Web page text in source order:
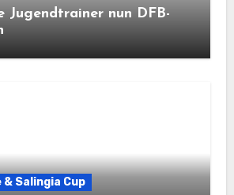
Jugendtrainer nun DFB-
Salingia Cup